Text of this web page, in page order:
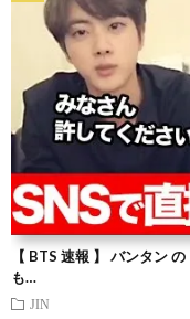
【 BTS 速報 】 バンタン
も…
JIN